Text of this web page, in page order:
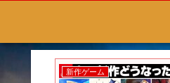
新作ゲーム